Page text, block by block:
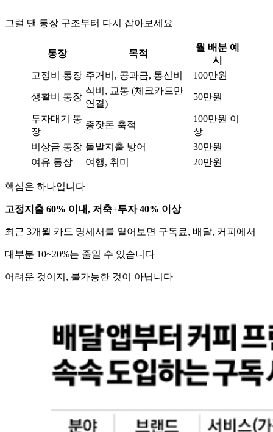
그럴 땐 통장 구조부터 다시 잡아보세요
통장 목적
월 배분 예
시
고정비 통장 주거비, 공과금, 통신비 100만원
생활비 통장
식비, 교통 (체크카드만
연결)
50만원
투자대기 통
장
종잣돈 축적
100만원 이
상
비상금 통장 돌발지출 방어
30만원
여유 통장
여행, 취미 20만원
핵심은 하나입니다
고정지출 60% 이내, 저축+투자 40% 이상
최근 3개월 카드 명세서를 열어보면 구독료, 배달, 커피에서
대부분 10~20%는 줄일 수 있습니다
어려운 것이지, 불가능한 것이 아닙니다